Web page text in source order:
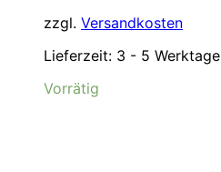
zzgl. Versandkosten
Lieferzeit: 3 - 5 Werktage
Vorrätig